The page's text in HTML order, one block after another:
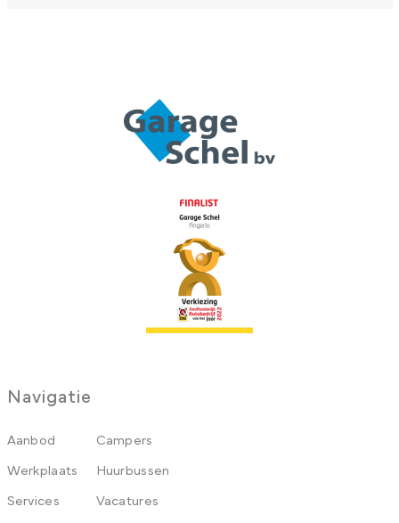
Navigatie
Aanbod Campers
Werkplaats Huurbussen
Services Vacatures